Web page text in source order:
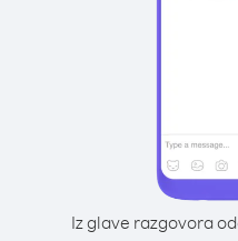
Iz glave razgovora